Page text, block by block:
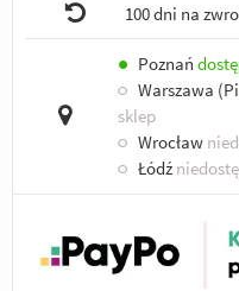
100 dni na
● Poznań
○ Warszawa
sklep
○ Wrocław
○ Łódź